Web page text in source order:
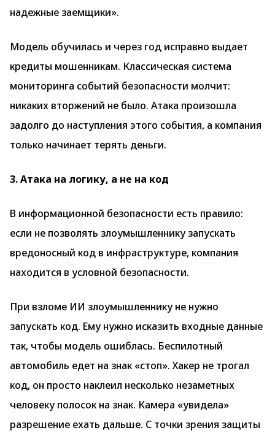
надежные заемщики».
Модель обучилась и через год исправно выдает
кредиты мошенникам. Классическая система
мониторинга событий безопасности молчит:
никаких вторжений не было. Атака произошла
задолго до наступления этого события, а компания
только начинает терять деньги.
3. Атака на логику, а не на код
В информационной безопасности есть правило:
если не позволять злоумышленнику запускать
вредоносный код в инфраструктуре, компания
находится в условной безопасности.
При взломе ИИ злоумышленнику не нужно
запускать код. Ему нужно исказить входные данные
так, чтобы модель ошиблась. Беспилотный
автомобиль едет на знак «стоп». Хакер не трогал
код, он просто наклеил несколько незаметных
человеку полосок на знак. Камера «увидела»
разрешение ехать дальше. С точки зрения защиты